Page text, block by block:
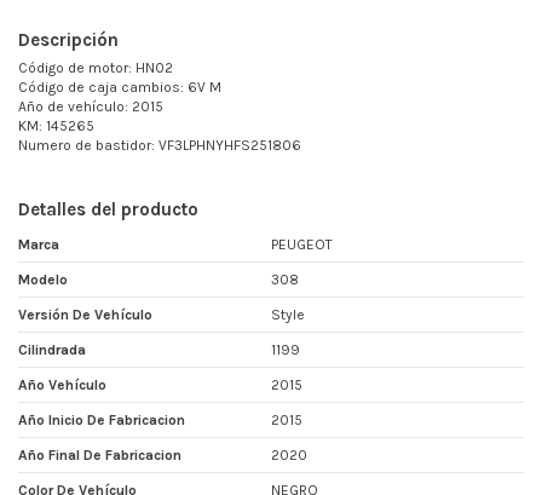
Descripción
Código de motor: HN02
Código de caja cambios: 6V M
Año de vehículo: 2015
KM: 145265
Numero de bastidor: VF3LPHNYHFS251806
Detalles del producto
Marca PEUGEOT
Modelo 308
Versión De Vehículo Style
Cilindrada 1199
Año Vehículo 2015
Año Inicio De Fabricacion 2015
Año Final De Fabricacion 2020
Color De Vehículo NEGRO